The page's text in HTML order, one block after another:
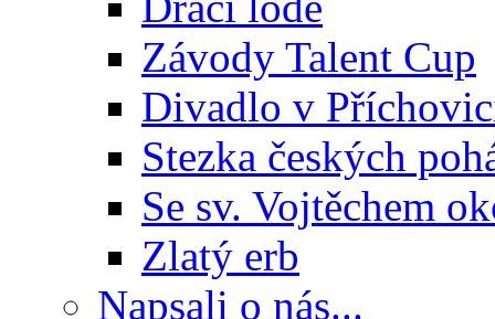
Závody Talent Cup
Divadlo v
Stezka českých
Se sv. Vojtěchem
Zlatý erb
Napsali o nás...